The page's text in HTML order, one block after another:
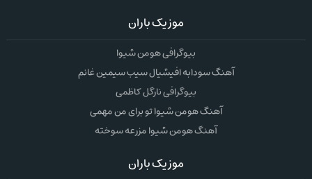
موزیک باران
بیوگرافی هومن شیوا
آهنگ سودابه افیشیال سیب سیمین غانم
بیوگرافی نارگل کاظمی
آهنگ هومن شیوا تو برای من مهمی
آهنگ هومن شیوا مزرعه سوخته
موزیک باران